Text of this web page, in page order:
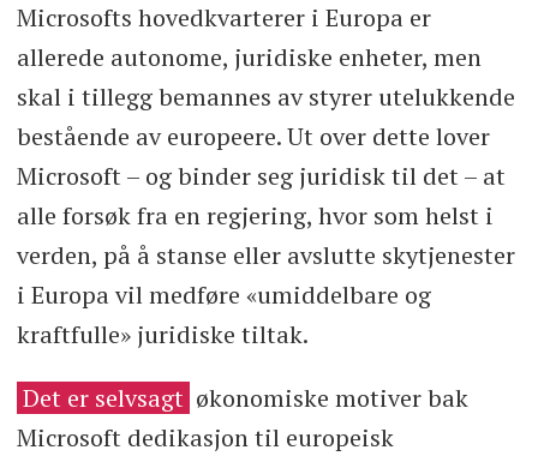
Microsofts hovedkvarterer i Europa er
allerede autonome, juridiske enheter, men
skal i tillegg bemannes av styrer utelukkende
bestående av europeere. Ut over dette lover
Microsoft – og binder seg juridisk til det – at
alle forsøk fra en regjering, hvor som helst i
verden, på å stanse eller avslutte skytjenester
i Europa vil medføre «umiddelbare og
kraftfulle» juridiske tiltak.
Det er selvsagt økonomiske motiver bak
Microsoft dedikasjon til europeisk